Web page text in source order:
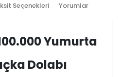
Seçenekleri Yorumlar
Yumurta
Dolabı